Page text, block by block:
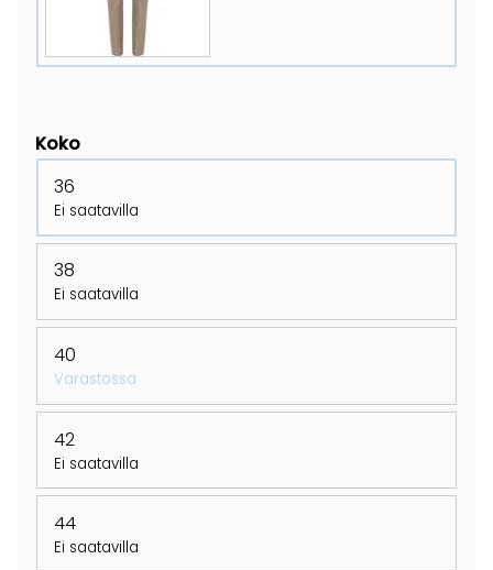
Koko
36
Ei saatavilla
38
Ei saatavilla
40
Varastossa
42
Ei saatavilla
44
Ei saatavilla